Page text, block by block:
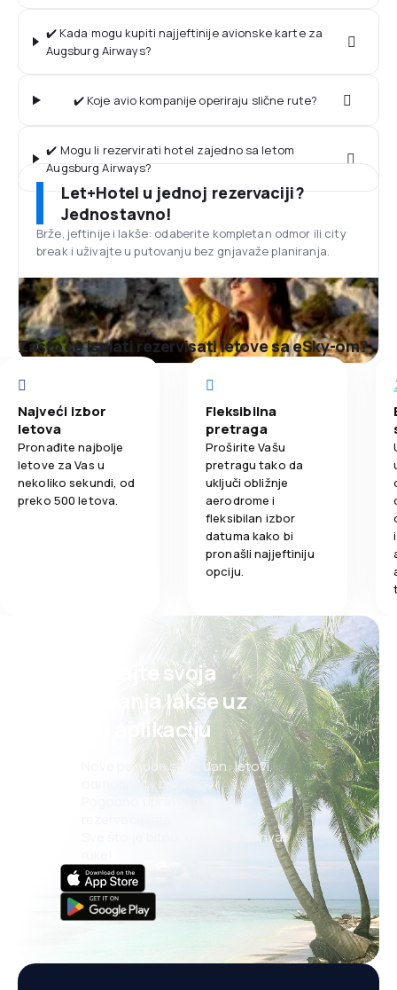
✔️ Kada mogu kupiti najjeftinije avionske karte za
Augsburg Airways?
✔️ Koje avio kompanije operiraju slične rute?
✔️ Mogu li rezervirati hotel zajedno sa letom
Augsburg Airways?
Let+Hotel u jednoj rezervaciji?
Jednostavno!
Brže, jeftinije i lakše: odaberite kompletan odmor ili city
break i uživajte u putovanju bez gnjavaže planiranja.
Zašto se isplati rezervisati letove sa eSky-om?
Najveći izbor
letova
Pronađite najbolje
letove za Vas u
nekoliko sekundi, od
preko 500 letova.
Fleksibilna
pretraga
Proširite Vašu
pretragu tako da
uključi obližnje
aerodrome i
fleksibilan izbor
datuma kako bi
pronašli najjeftiniju
opciju.
Planirajte svoja
putovanja lakše uz
našu aplikaciju
Nove ponude svaki dan: letovi,
odmori, city break-ovi
Sve što je bitno, uvijek na dohvat